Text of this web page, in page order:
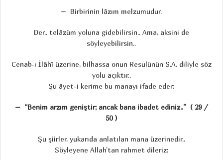
– Birbirinin lâzım melzumudur.
Der.. telâzüm yoluna gidebilirsin.. Ama, aksini de
söyleyebilirsin..
Cenab-ı İlâhî üzerine, bilhassa onun Resulünün S.A. diliyle söz
yolu açıktır..
Şu âyet-i kerime bu manayı ifade eder:
– “Benim arzım geniştir; ancak bana ibadet ediniz..” ( 29 /
50 )
Şu şiirler, yukarıda anlatılan mana üzerinedir..
Söyleyene Allah’tan rahmet dileriz: